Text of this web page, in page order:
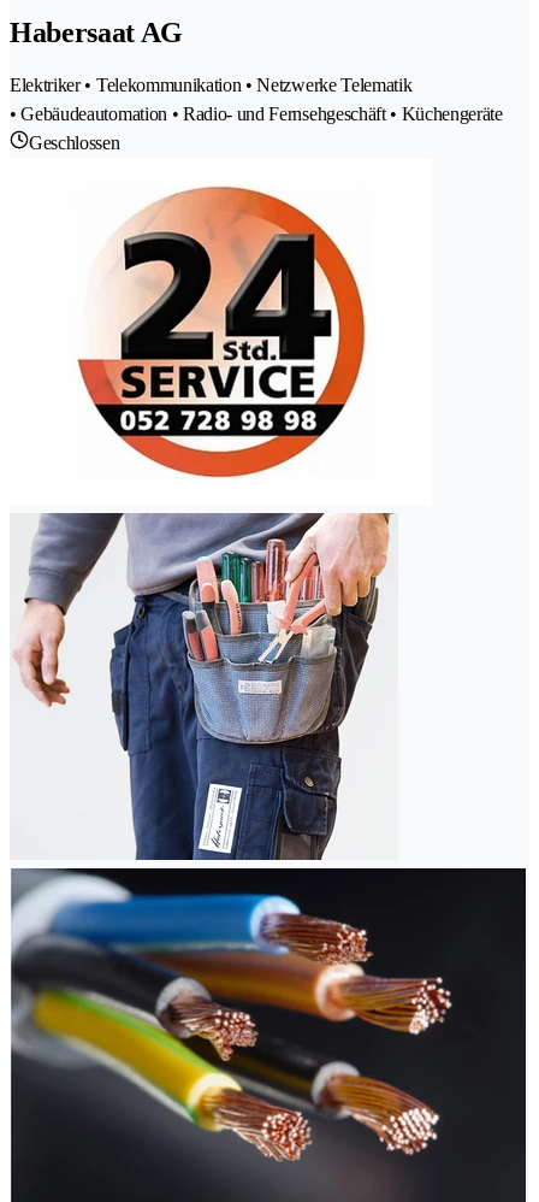
Habersaat AG
Elektriker • Telekommunikation • Netzwerke Telematik
• Gebäudeautomation • Radio- und Fernsehgeschäft • Küchengeräte
Geschlossen